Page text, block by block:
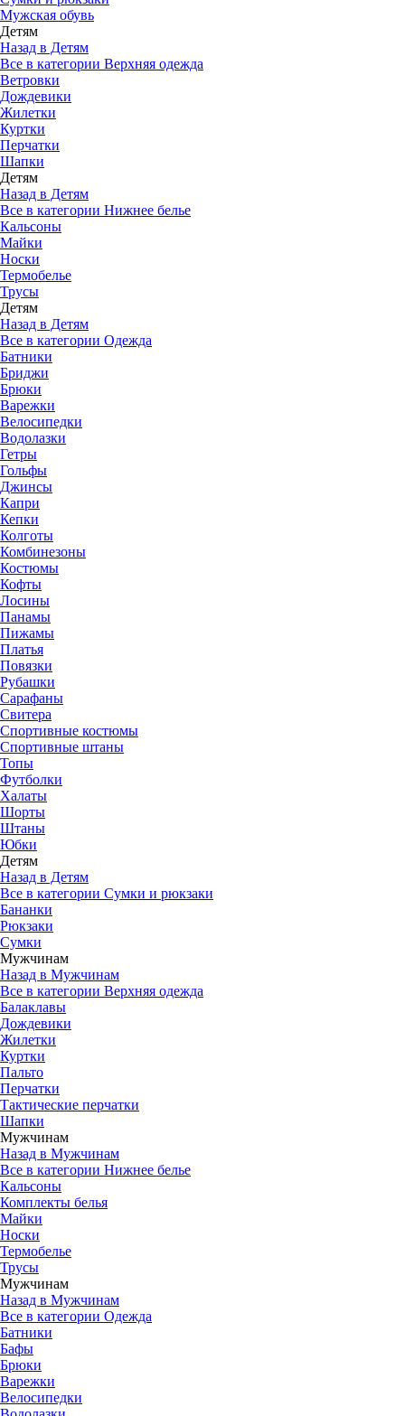
Мужская обувь
Детям
Назад в Детям
Все в категории Верхняя одежда
Ветровки
Дождевики
Жилетки
Куртки
Перчатки
Шапки
Детям
Назад в Детям
Все в категории Нижнее белье
Кальсоны
Майки
Носки
Термобелье
Трусы
Детям
Назад в Детям
Все в категории Одежда
Батники
Бриджи
Брюки
Варежки
Велосипедки
Водолазки
Гетры
Гольфы
Джинсы
Капри
Кепки
Колготы
Комбинезоны
Костюмы
Кофты
Лосины
Панамы
Пижамы
Платья
Повязки
Рубашки
Сарафаны
Свитера
Спортивные костюмы
Спортивные штаны
Топы
Футболки
Халаты
Шорты
Штаны
Юбки
Детям
Назад в Детям
Все в категории Сумки и рюкзаки
Бананки
Рюкзаки
Сумки
Мужчинам
Назад в Мужчинам
Все в категории Верхняя одежда
Балаклавы
Дождевики
Жилетки
Куртки
Пальто
Перчатки
Тактические перчатки
Шапки
Мужчинам
Назад в Мужчинам
Все в категории Нижнее белье
Кальсоны
Комплекты белья
Майки
Носки
Термобелье
Трусы
Мужчинам
Назад в Мужчинам
Все в категории Одежда
Батники
Бафы
Брюки
Варежки
Велосипедки